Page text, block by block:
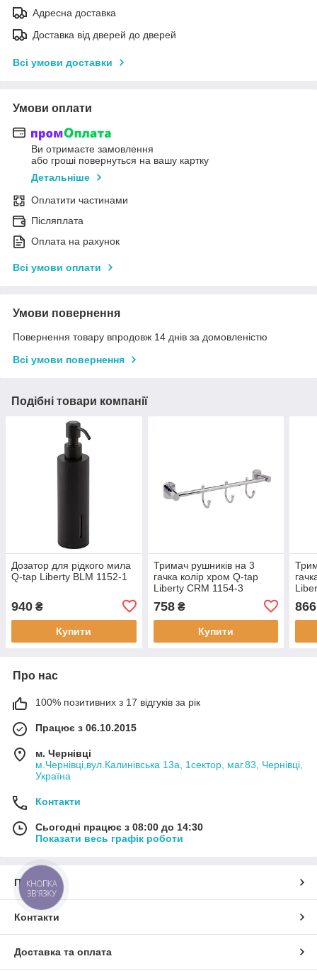
Адресна доставка
Доставка від дверей до дверей
Всі умови доставки
Умови оплати
Ви отримаєте замовлення
або гроші повернуться на вашу картку
Детальніше
Оплатити частинами
Післяплата
Оплата на рахунок
Всі умови оплати
Умови повернення
Повернення товару впродовж 14 днів за домовленістю
Всі умови повернення
Подібні товари компанії
Дозатор для рідкого мила
Q-tap Liberty BLM 1152-1
940 ₴
Купити
Тримач рушників на 3
гачка колір хром Q-tap
Liberty CRM 1154-3
758₴
Купити
866
Про нас
100% позитивних з 17 відгуків за рік
Працює з 06.10.2015
м. Чернівці
м.Чернівці,вул.Калинівська 13а, 1сектор, маг.83, Чернівці,
Україна
Контакти
Сьогодні працює з 08:00 до 14:30
Показати весь графік роботи
Про нас
Контакти
Доставка та оплата
КНОПКА
ЗВ'ЯЗКУ